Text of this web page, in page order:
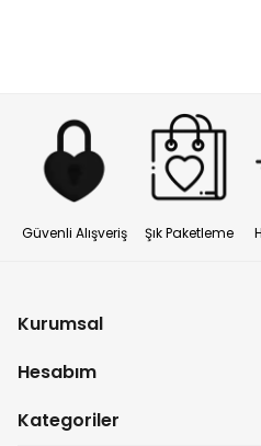
Güvenli Alışveriş Şık Paketleme
Kurumsal
Hesabım
Kategoriler